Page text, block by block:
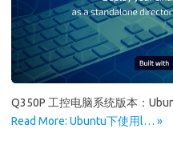
Q350P 工控电脑系统版本：
Read More: Ubuntu下使用l… »